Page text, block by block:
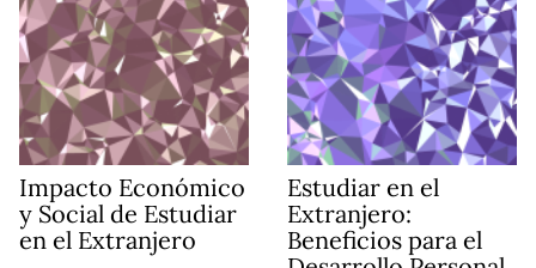
Impacto Económico
y Social de Estudiar
en el Extranjero
Estudiar en el
Extranjero:
Beneficios para el